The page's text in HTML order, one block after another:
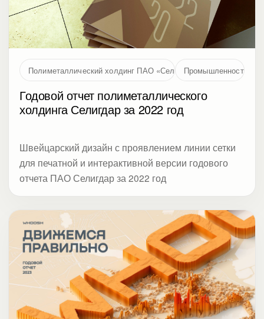
Полиметаллический холдинг ПАО «Селигдар»Промышленность
Годовой отчет полиметаллического
холдинга Селигдар за 2022 год
Швейцарский дизайн с проявлением линии сетки
для печатной и интерактивной версии годового
отчета ПАО Селигдар за 2022 год